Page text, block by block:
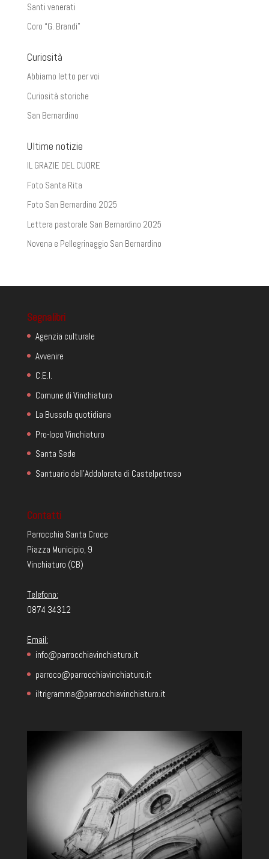
Santi venerati
Coro “G. Brandi”
Curiosità
Abbiamo letto per voi
Curiosità storiche
San Bernardino
Ultime notizie
IL GRAZIE DEL CUORE
Foto Santa Rita
Foto San Bernardino 2025
Lettera pastorale San Bernardino 2025
Novena e Pellegrinaggio San Bernardino
Segnalibri
Agenzia culturale
Avvenire
C.E.I.
Comune di Vinchiaturo
La Bussola quotidiana
Pro-loco Vinchiaturo
Santa Sede
Santuario dell'Addolorata di Castelpetroso
Contatti
Parrocchia Santa Croce
Piazza Municipio, 9
Vinchiaturo (CB)
Telefono:
0874 34312
Email:
info@parrocchiavinchiaturo.it
parroco@parrocchiavinchiaturo.it
iltrigramma@parrocchiavinchiaturo.it